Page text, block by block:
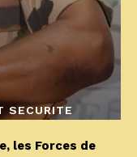
SECURITE
les Forces de